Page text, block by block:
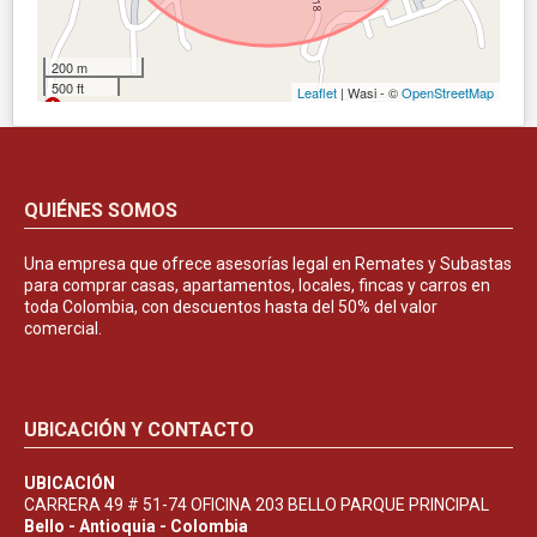
200 m
500 ft
Leaflet | Wasi - ©OpenStreetMap
QUIÉNES SOMOS
Una empresa que ofrece asesorías legal en Remates y Subastas
para comprar casas, apartamentos, locales, fincas y carros en
toda Colombia, con descuentos hasta del 50% del valor
comercial.
UBICACIÓN Y CONTACTO
UBICACIÓN
CARRERA 49 # 51-74 OFICINA 203 BELLO PARQUE PRINCIPAL
Bello - Antioquia - Colombia